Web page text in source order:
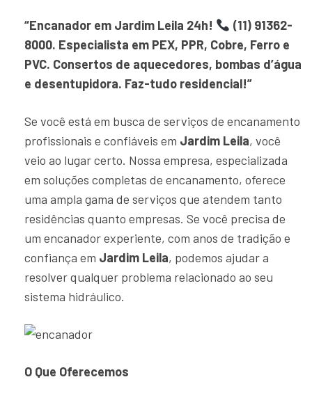
“Encanador em Jardim Leila 24h!
(11) 91362-
8000. Especialista em PEX, PPR, Cobre, Ferro e
PVC. Consertos de aquecedores, bombas d’água
e desentupidora. Faz-tudo residencial!”
Se você está em busca de serviços de encanamento
profissionais e confiáveis em Jardim Leila, você
veio ao lugar certo. Nossa empresa, especializada
em soluções completas de encanamento, oferece
uma ampla gama de serviços que atendem tanto
residências quanto empresas. Se você precisa de
um encanador experiente, com anos de tradição e
confiança em Jardim Leila, podemos ajudar a
resolver qualquer problema relacionado ao seu
sistema hidráulico.
O Que Oferecemos